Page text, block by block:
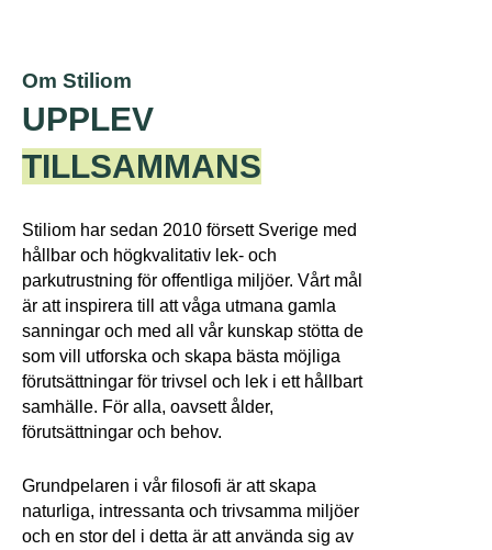
Om Stiliom
UPPLEV
TILLSAMMANS
Stiliom har sedan 2010 försett Sverige med
hållbar och högkvalitativ lek- och
parkutrustning för offentliga miljöer. Vårt mål
är att inspirera till att våga utmana gamla
sanningar och med all vår kunskap stötta de
som vill utforska och skapa bästa möjliga
förutsättningar för trivsel och lek i ett hållbart
samhälle. För alla, oavsett ålder,
förutsättningar och behov.
Grundpelaren i vår filosofi är att skapa
naturliga, intressanta och trivsamma miljöer
och en stor del i detta är att använda sig av